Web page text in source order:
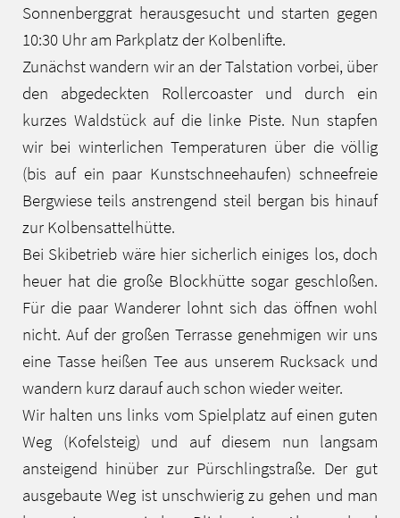
Sonnenberggrat herausgesucht und starten gegen
10:30 Uhr am Parkplatz der Kolbenlifte.
Zunächst wandern wir an der Talstation vorbei, über
den abgedeckten Rollercoaster und durch ein
kurzes Waldstück auf die linke Piste. Nun stapfen
wir bei winterlichen Temperaturen über die völlig
(bis auf ein paar Kunstschneehaufen) schneefreie
Bergwiese teils anstrengend steil bergan bis hinauf
zur Kolbensattelhütte.
Bei Skibetrieb wäre hier sicherlich einiges los, doch
heuer hat die große Blockhütte sogar geschloßen.
Für die paar Wanderer lohnt sich das öffnen wohl
nicht. Auf der großen Terrasse genehmigen wir uns
eine Tasse heißen Tee aus unserem Rucksack und
wandern kurz darauf auch schon wieder weiter.
Wir halten uns links vom Spielplatz auf einen guten
Weg (Kofelsteig) und auf diesem nun langsam
ansteigend hinüber zur Pürschlingstraße. Der gut
ausgebaute Weg ist unschwierig zu gehen und man